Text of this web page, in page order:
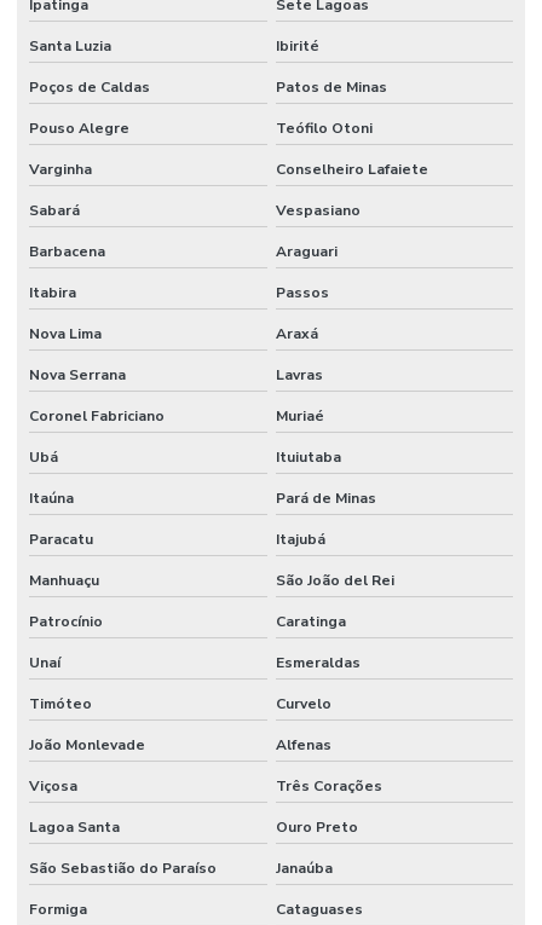
Montagem de máquinas e equipamentos
Montagem de máquinas industriais
Montagem de máquinas pesadas
Montagem mecânica industrial
Montagem de sistemas elétricos
Montagem de tanques industriais
Montagem de tubulação industrial
Montagem de um circuito elétrico
Movimentação de carga com caminhão munck
Movimentação de carga com empilhadeira
Movimentação de carga com guindaste
Movimentação de cargas
Movimentação de cargas indivisíveis
Movimentação de cargas industriais
Movimentação de cargas mecânicas
Movimentação de cargas pesadas
Movimentação de equipamentos
Movimentação de equipamentos industriais
Ipatinga Sete Lagoas
Santa Luzia Ibirité
Poços de Caldas Patos de Minas
Pouso Alegre Teófilo Otoni
Varginha Conselheiro Lafaiete
Sabará Vespasiano
Barbacena Araguari
Itabira Passos
Nova Lima Araxá
Nova Serrana Lavras
Coronel Fabriciano Muriaé
Ubá Ituiutaba
Itaúna Pará de Minas
Paracatu Itajubá
Manhuaçu São João del Rei
Patrocínio Caratinga
Unaí Esmeraldas
Timóteo Curvelo
João Monlevade Alfenas
Viçosa Três Corações
Lagoa Santa Ouro Preto
São Sebastião do Paraíso Janaúba
Formiga Cataguases